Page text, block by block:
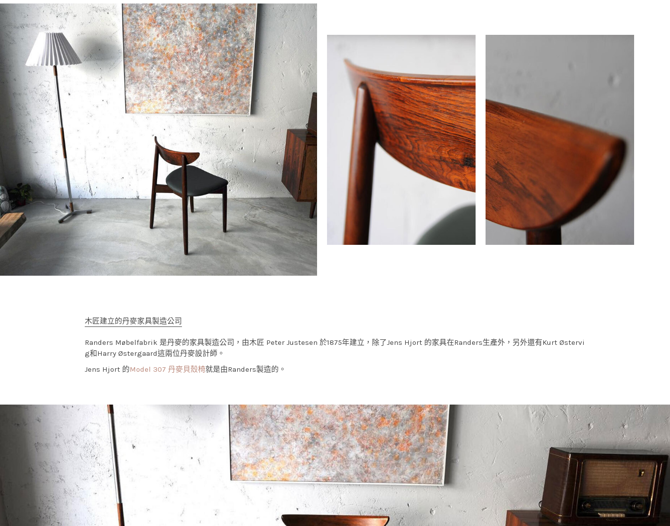
木匠建立的丹麥家具製造公司
Randers Møbelfabrik 是丹麥的家具製造公司，由木匠 Peter Justesen 於1875年建立，除了Jens Hjort 的家具在Randers生產外，另外還有Kurt Østervi
g和Harry Østergaard這兩位丹麥設計師。
Jens Hjort 的Model 307 丹麥貝殼椅就是由Randers製造的。